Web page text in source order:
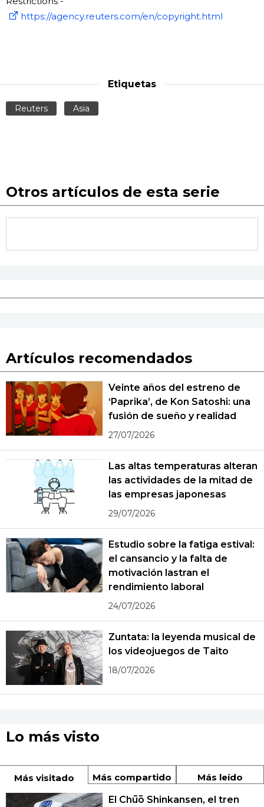
https://agency.reuters.com/en/copyright.html
Etiquetas
Reuters Asia
Otros artículos de esta serie
Artículos recomendados
Veinte años del estreno de
‘Paprika’, de Kon Satoshi: una
fusión de sueño y realidad
27/07/2026
Las altas temperaturas alteran
las actividades de la mitad de
las empresas japonesas
29/07/2026
Estudio sobre la fatiga estival:
el cansancio y la falta de
motivación lastran el
rendimiento laboral
24/07/2026
Zuntata: la leyenda musical de
los videojuegos de Taito
18/07/2026
Lo más visto
Más visitado Más compartido Más leído
El Chūō Shinkansen, el tren